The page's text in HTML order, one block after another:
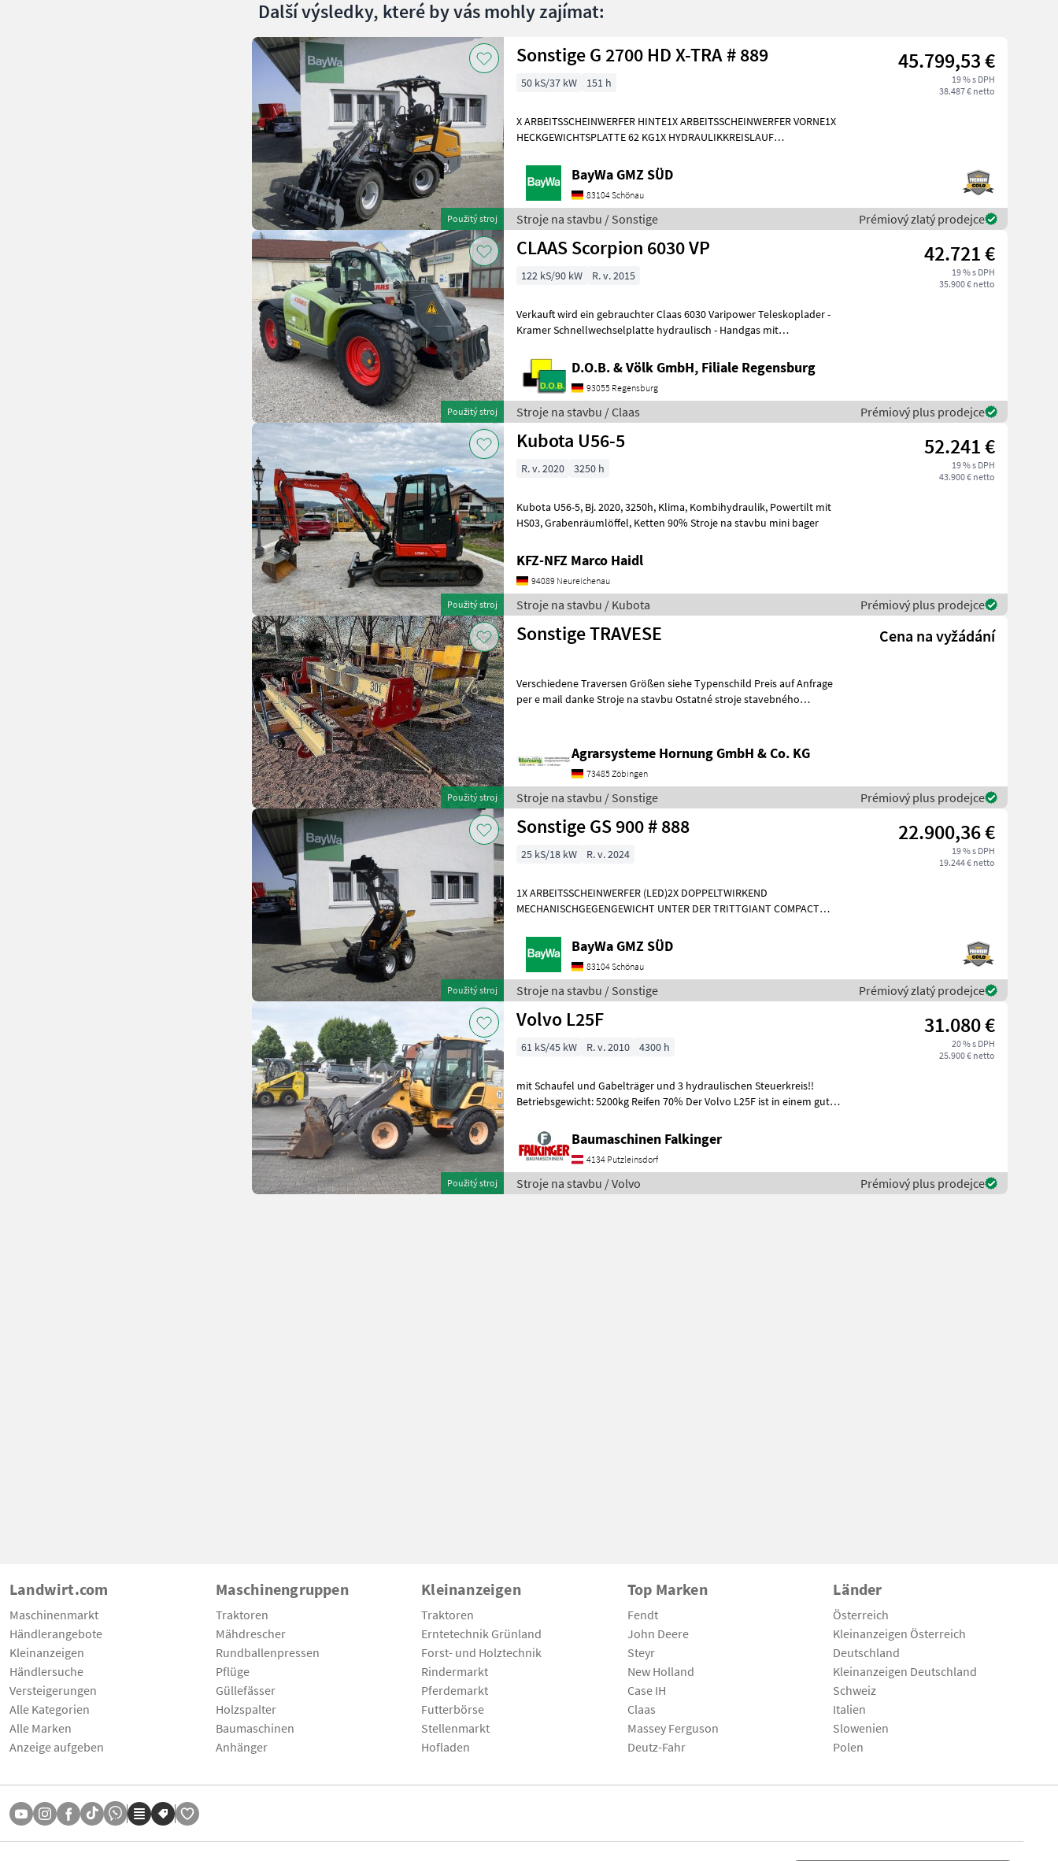
Další výsledky, které by vás mohly zajímat:
Použitý stroj
Sonstige G 2700 HD X-TRA # 889 45.799,53 €
19 % s DPH
38.487 € netto
50 kS/37 kW 151 h
X ARBEITSSCHEINWERFER HINTE1X ARBEITSSCHEINWERFER VORNE1X
HECKGEWICHTSPLATTE 62 KG1X HYDRAULIKKREISLAUF
KMDRUCKFREIERBayWa GMZ SÜD
83104 Schönau
Stroje na stavbu / Sonstige Prémiový zlatý prodejce
Použitý stroj
CLAAS Scorpion 6030 VP 42.721 €
19 % s DPH
35.900 € netto
122 kS/90 kW R. v. 2015
Verkauft wird ein gebrauchter Claas 6030 Varipower Teleskoplader -
Kramer Schnellwechselplatte hydraulisch - Handgas mit
D.O.B. & Völk GmbH, Filiale Regensburg
93055 Regensburg
Stroje na stavbu / Claas Prémiový plus prodejce
Použitý stroj
Kubota U56-5 52.241 €
19 % s DPH
43.900 € netto
R. v. 2020 3250 h
Kubota U56-5, Bj. 2020, 3250h, Klima, Kombihydraulik, Powertilt mit
HS03, Grabenräumlöffel, Ketten 90% Stroje na stavbu mini bager
KFZ-NFZ Marco Haidl
94089 Neureichenau
Stroje na stavbu / Kubota Prémiový plus prodejce
Použitý stroj
Sonstige TRAVESE Cena na vyžádání
Verschiedene Traversen Größen siehe Typenschild Preis auf Anfrage
per e mail danke Stroje na stavbu Ostatné stroje stavebného
Agrarsysteme Hornung GmbH & Co. KG
73485 Zöbingen
Stroje na stavbu / Sonstige Prémiový plus prodejce
Použitý stroj
Sonstige GS 900 # 888 22.900,36 €
19 % s DPH
19.244 € netto
25 kS/18 kW R. v. 2024
1X ARBEITSSCHEINWERFER (LED)2X DOPPELTWIRKEND
MECHANISCHGEGENGEWICHT UNTER DER TRITTGIANT COMPACT
Dreizylinderdieselmotor, Typ
BayWa GMZ SÜD
83104 Schönau
Stroje na stavbu / Sonstige Prémiový zlatý prodejce
Použitý stroj
Volvo L25F 31.080 €
20 % s DPH
25.900 € netto
61 kS/45 kW R. v. 2010 4300 h
mit Schaufel und Gabelträger und 3 hydraulischen Steuerkreis!!
Betriebsgewicht: 5200kg Reifen 70% Der Volvo L25F ist in einem guten
Baumaschinen Falkinger
4134 Putzleinsdorf
Stroje na stavbu / Volvo Prémiový plus prodejce
Landwirt.com
Maschinenmarkt
Händlerangebote
Kleinanzeigen
Händlersuche
Versteigerungen
Alle Kategorien
Alle Marken
Anzeige aufgeben
Maschinengruppen
Traktoren
Mähdrescher
Rundballenpressen
Pflüge
Güllefässer
Holzspalter
Baumaschinen
Anhänger
Kleinanzeigen
Traktoren
Erntetechnik Grünland
Forst- und Holztechnik
Rindermarkt
Pferdemarkt
Futterbörse
Stellenmarkt
Hofladen
Top Marken
Fendt
John Deere
Steyr
New Holland
Case IH
Claas
Massey Ferguson
Deutz-Fahr
Länder
Österreich
Kleinanzeigen Österreich
Deutschland
Kleinanzeigen Deutschland
Schweiz
Italien
Slowenien
Polen